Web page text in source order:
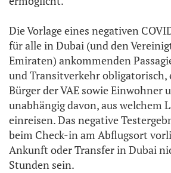
Die Vorlage eines negativen
für alle in Dubai (und den
Emiraten) ankommenden
und Transitverkehr
Bürger der VAE sowie Einwohner
unabhängig davon, aus welchem
einreisen. Das negative
beim Check-in am Abflugsort
Ankunft oder Transfer in Dubai
Stunden sein.